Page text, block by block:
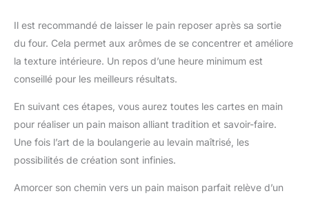
Il est recommandé de laisser le pain reposer après sa sortie
du four. Cela permet aux arômes de se concentrer et améliore
la texture intérieure. Un repos d’une heure minimum est
conseillé pour les meilleurs résultats.
En suivant ces étapes, vous aurez toutes les cartes en main
pour réaliser un pain maison alliant tradition et savoir-faire.
Une fois l’art de la boulangerie au levain maîtrisé, les
possibilités de création sont infinies.
Amorcer son chemin vers un pain maison parfait relève d’un